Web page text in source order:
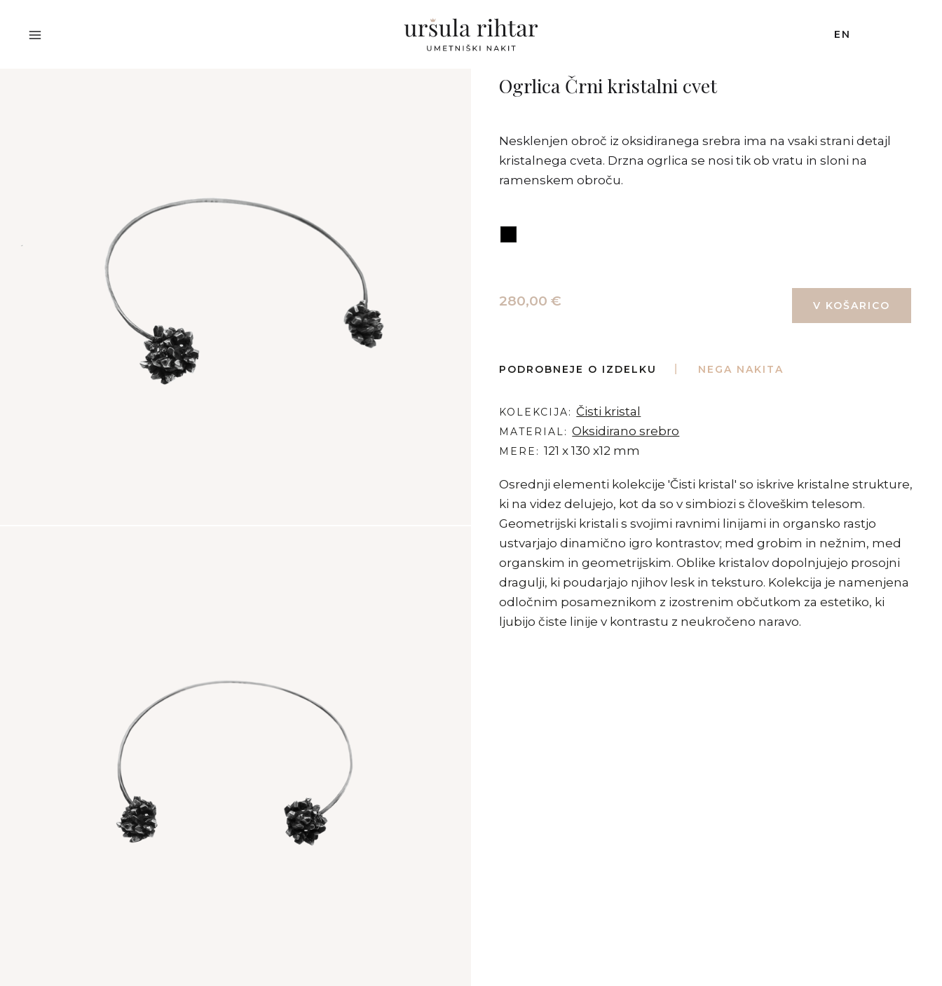
EN
Ogrlica Črni kristalni cvet
Nesklenjen obroč iz oksidiranega srebra ima na vsaki strani detajl
kristalnega cveta. Drzna ogrlica se nosi tik ob vratu in sloni na
ramenskem obroču.
280,00 €
PODROBNEJE O IZDELKU NEGA NAKITA
KOLEKCIJA Čisti kristal
MATERIAL Oksidirano srebro
MERE 121 x 130 x12 mm
Osrednji elementi kolekcije 'Čisti kristal' so iskrive kristalne strukture,
ki na videz delujejo, kot da so v simbiozi s človeškim telesom.
Geometrijski kristali s svojimi ravnimi linijami in organsko rastjo
ustvarjajo dinamično igro kontrastov; med grobim in nežnim, med
organskim in geometrijskim. Oblike kristalov dopolnjujejo prosojni
dragulji, ki poudarjajo njihov lesk in teksturo. Kolekcija je namenjena
odločnim posameznikom z izostrenim občutkom za estetiko, ki
ljubijo čiste linije v kontrastu z neukročeno naravo.